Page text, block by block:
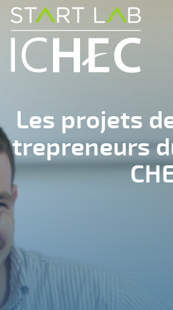
Aller au contenu principal
Les projets
trepreneurs